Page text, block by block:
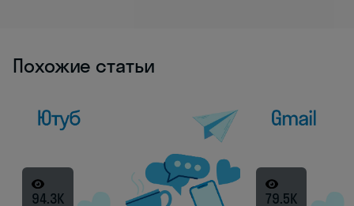
Похожие статьи
94.3K 79.5K